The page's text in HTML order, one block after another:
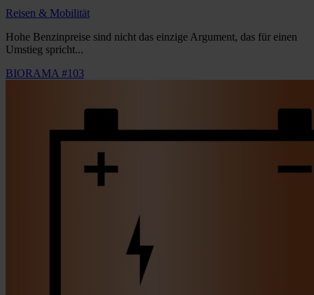
Reisen & Mobilität
Hohe Benzinpreise sind nicht das einzige Argument, das für einen
Umstieg spricht...
BIORAMA #103